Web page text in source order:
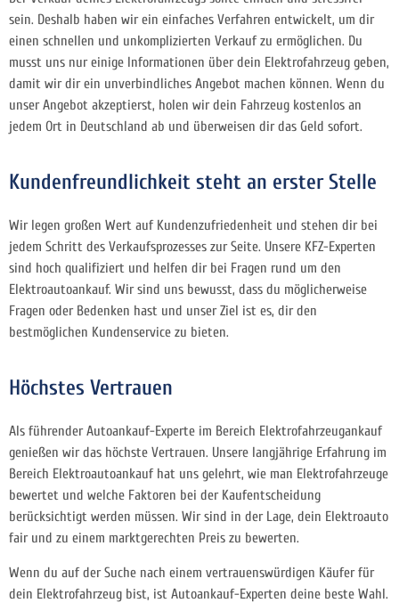
sein. Deshalb haben wir ein einfaches Verfahren entwickelt, um dir
einen schnellen und unkomplizierten Verkauf zu ermöglichen. Du
musst uns nur einige Informationen über dein Elektrofahrzeug geben,
damit wir dir ein unverbindliches Angebot machen können. Wenn du
unser Angebot akzeptierst, holen wir dein Fahrzeug kostenlos an
jedem Ort in Deutschland ab und überweisen dir das Geld sofort.
Kundenfreundlichkeit steht an erster Stelle
Wir legen großen Wert auf Kundenzufriedenheit und stehen dir bei
jedem Schritt des Verkaufsprozesses zur Seite. Unsere KFZ-Experten
sind hoch qualifiziert und helfen dir bei Fragen rund um den
Elektroautoankauf. Wir sind uns bewusst, dass du möglicherweise
Fragen oder Bedenken hast und unser Ziel ist es, dir den
bestmöglichen Kundenservice zu bieten.
Höchstes Vertrauen
Als führender Autoankauf-Experte im Bereich Elektrofahrzeugankauf
genießen wir das höchste Vertrauen. Unsere langjährige Erfahrung im
Bereich Elektroautoankauf hat uns gelehrt, wie man Elektrofahrzeuge
bewertet und welche Faktoren bei der Kaufentscheidung
berücksichtigt werden müssen. Wir sind in der Lage, dein Elektroauto
fair und zu einem marktgerechten Preis zu bewerten.
Wenn du auf der Suche nach einem vertrauenswürdigen Käufer für
dein Elektrofahrzeug bist, ist Autoankauf-Experten deine beste Wahl.